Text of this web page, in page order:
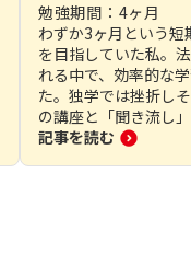
勉強期間： 4ヶ月
わずか3ヶ月という
を目指していた私。
れる中で、効率的な
た。独学では挫折し
の講座と「聞き流し
記事を読む